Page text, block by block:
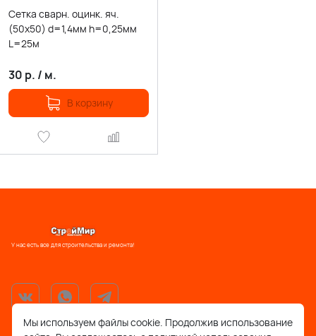
Cетка сварн. оцинк. яч.
(50х50) d=1,4мм h=0,25мм
L=25м
30 р. / м.
В корзину
У нас есть все для строительства и ремонта!
Мы используем файлы cookie. Продолжив использование